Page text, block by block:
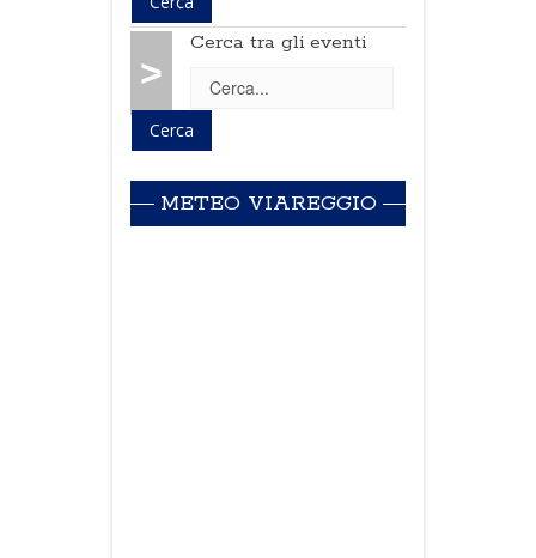
>
Cerca tra gli eventi
METEO VIAREGGIO